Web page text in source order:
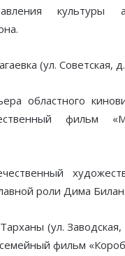
культуры
(ул. Советская,
областного
фильм
роли Дима Билан.
(ул.
фильм